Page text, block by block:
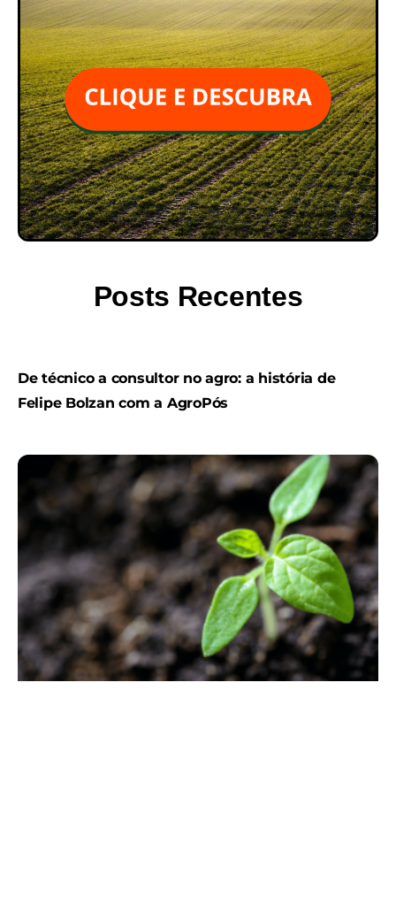
Posts Recentes
De técnico a consultor no agro: a história de
Felipe Bolzan com a AgroPós